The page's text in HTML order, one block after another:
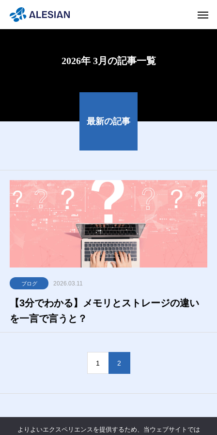
2026年 3月の記事一覧
最新の記事
ブログ 2026.03.11
【3分でわかる】メモリとストレージの違い
を一言で言うと？
1 2
よりよいエクスペリエンスを提供するため、当ウェブサイトでは